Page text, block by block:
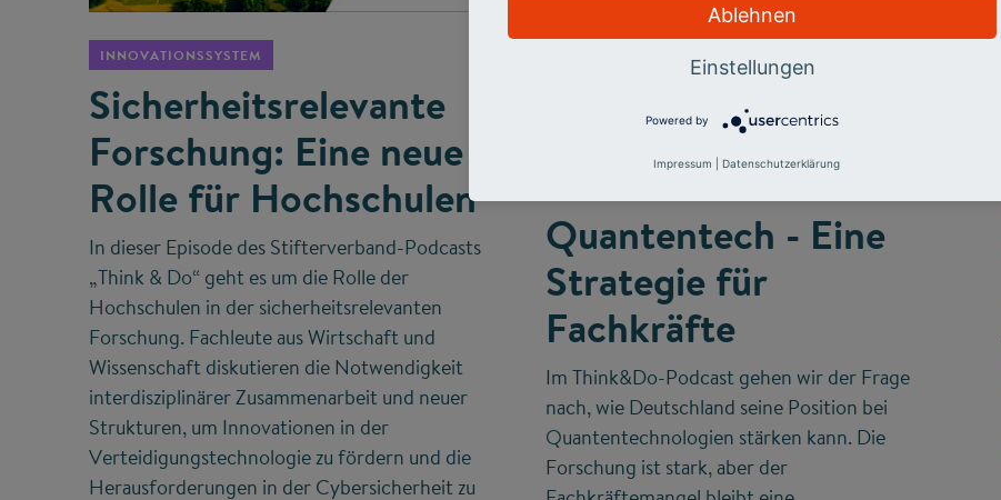
INNOVATIONSSYSTEM
Sicherheitsrelevante
Forschung: Eine neue
Rolle für Hochschulen
In dieser Episode des Stifterverband-Podcasts
„Think & Do“ geht es um die Rolle der
Hochschulen in der sicherheitsrelevanten
Forschung. Fachleute aus Wirtschaft und
Wissenschaft diskutieren die Notwendigkeit
interdisziplinärer Zusammenarbeit und neuer
Strukturen, um Innovationen in der
Verteidigungstechnologie zu fördern und die
Herausforderungen in der Cybersicherheit zu
Quantentech - Eine
Strategie für
Fachkräfte
Im Think&Do-Podcast gehen wir der Frage
nach, wie Deutschland seine Position bei
Quantentechnologien stärken kann. Die
Forschung ist stark, aber der
Ablehnen
Einstellungen
Powered by
Impressum Datenschutzerklärung